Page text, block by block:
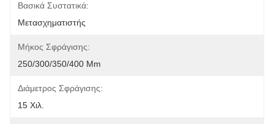
Βασικά Συστατικά:
Μετασχηματιστής
Μήκος Σφράγισης:
250/300/350/400 Mm
Διάμετρος Σφράγισης:
15 Χιλ.